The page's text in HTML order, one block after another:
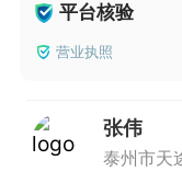
平台核验
营业执照
张伟
泰州市天